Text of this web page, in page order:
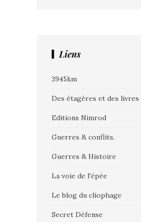
Liens
3945km
Des étagères et des livres
Editions Nimrod
Guerres & conflits.
Guerres & Histoire
La voie de l'épée
Le blog du cliophage
Secret Défense